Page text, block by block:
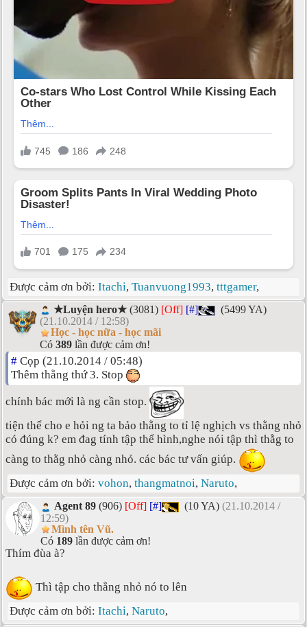
Được cảm ơn bởi: Itachi, Tuanvuong1993, tttgamer,
★Luyện hero★(3081) [Off] [#]
(5499 YA)
(21.10.2014 / 12:58)
Học - học nữa - học mãi
Có 389 lần được cảm ơn!
# Cọp (21.10.2014 / 05:48)
Thêm thằng thứ 3. Stop
chính bác mới là ng cần stop.
tiện thể cho e hỏi ng ta bảo thằng to tỉ lệ nghịch vs thằng nhỏ
có đúng k? em đag tính tập thể hình,nghe nói tập thì thằg to
càng to thằg nhỏ càng nhỏ. các bác tư vấn giúp.
Được cảm ơn bởi: vohon, thangmatnoi, Naruto,
Agent 89 (906) [Off] [#] (10 YA) (21.10.2014 /
12:59)
Mình tên Vũ.
Có 189 lần được cảm ơn!
Thím đùa à?
Thì tập cho thằng nhỏ nó to lên
Được cảm ơn bởi: Itachi, Naruto,